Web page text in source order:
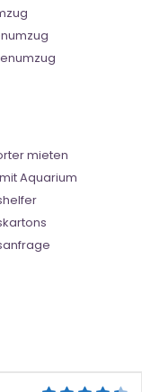
mieten
Aquarium